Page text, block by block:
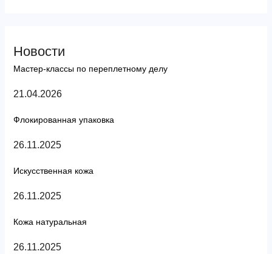
Новости
Мастер-классы по переплетному делу
21.04.2026
Флокированная упаковка
26.11.2025
Искусственная кожа
26.11.2025
Кожа натуральная
26.11.2025